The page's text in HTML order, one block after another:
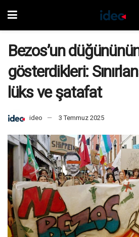
Bezos’un
gösterdikleri:
lüks ve şatafat
ideo 3 Temmuz 2025